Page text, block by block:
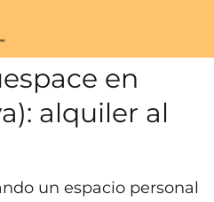
en
alquiler al
un espacio personal